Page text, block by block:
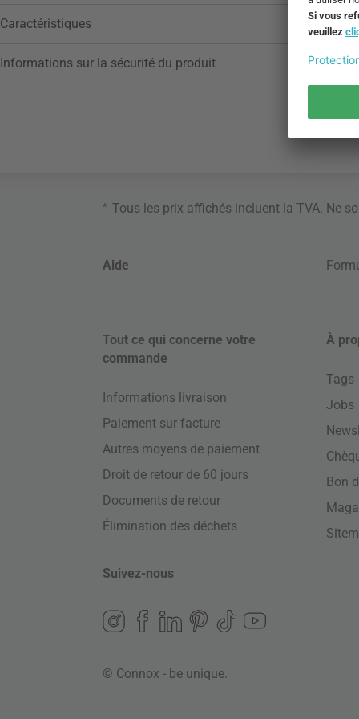
Caractéristiques
Informations sur la sécurité du produit
* Tous les prix affichés incluent la TVA. Ne
Aide
Tout ce qui concerne votre
commande
Informations livraison
Paiement sur facture
Autres moyens de paiement
Droit de retour de 60 jours
Documents de retour
Élimination des déchets
À
Tags
Jobs
Bon
Suivez-nous
© Connox - be unique.